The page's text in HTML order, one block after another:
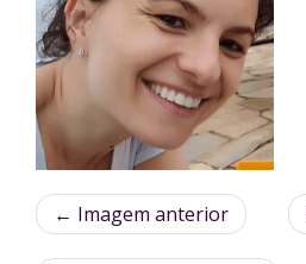
← Imagem anterior